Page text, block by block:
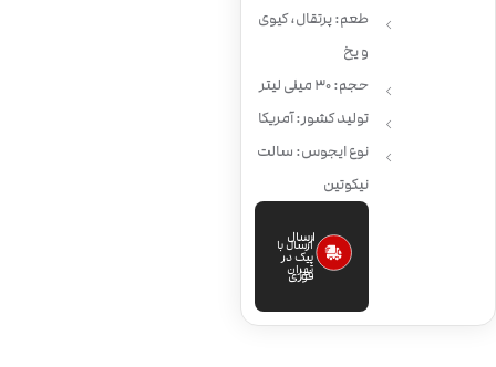
طعم: پرتقال، کیوی
و یخ
حجم: 30 میلی لیتر
تولید کشور: آمریکا
نوع ایجوس: سالت
نیکوتین
ارسال
فوری
ارسال با
پیک در
تهران